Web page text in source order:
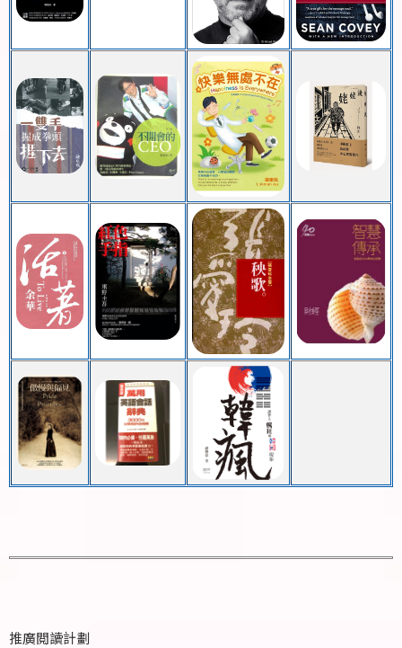
推廣閲讀計劃